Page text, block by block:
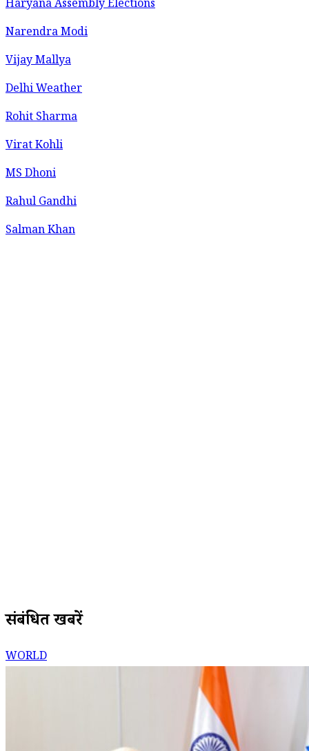
Haryana Assembly Elections
Narendra Modi
Vijay Mallya
Delhi Weather
Rohit Sharma
Virat Kohli
MS Dhoni
Rahul Gandhi
Salman Khan
संबंधित खबरें
WORLD